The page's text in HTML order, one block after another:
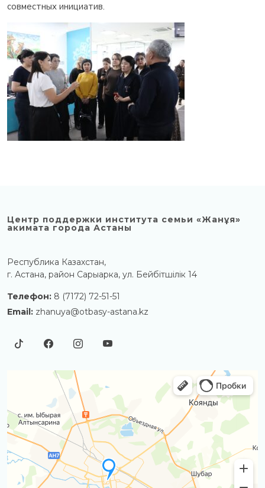
совместных инициатив.
Центр поддержки института семьи «Жанұя»
акимата города Астаны
Республика Казахстан,
г. Астана, район Сарыарка, ул. Бейбітшілік 14
Телефон: 8 (7172) 72-51-51
Email: zhanuya@otbasy-astana.kz